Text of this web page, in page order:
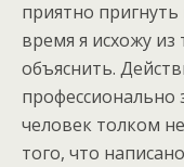
приятно
время я исхожу
объяснить.
человек толком
того, что